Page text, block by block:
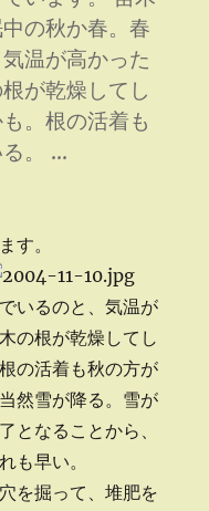
の秋か春。春
温が高かった
が乾燥してし
。根の活着も
る。 …
す。
いるのと、気温が
の根が乾燥してし
の活着も秋の方が
然雪が降る。雪が
となることから、
も早い。
を掘って、堆肥を